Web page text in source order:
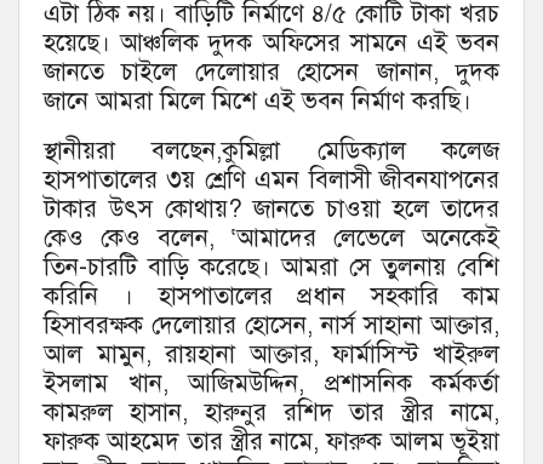
এটা ঠিক নয়। বাড়িটি নির্মাণে ৪/৫ কোটি টাকা খরচ
হয়েছে। আঞ্চলিক দুদক অফিসের সামনে এই ভবন
জানতে চাইলে দেলোয়ার হোসেন জানান, দুদক
জানে আমরা মিলে মিশে এই ভবন নির্মাণ করছি।
স্থানীয়রা বলছেন,কুমিল্লা মেডিক্যাল কলেজ
হাসপাতালের ৩য় শ্রেণি এমন বিলাসী জীবনযাপনের
টাকার উৎস কোথায়? জানতে চাওয়া হলে তাদের
কেও কেও বলেন, ‘আমাদের লেভেলে অনেকেই
তিন-চারটি বাড়ি করেছে। আমরা সে তুলনায় বেশি
করিনি । হাসপাতালের প্রধান সহকারি কাম
হিসাবরক্ষক দেলোয়ার হোসেন, নার্স সাহানা আক্তার,
আল মামুন, রায়হানা আক্তার, ফার্মাসিস্ট খাইরুল
ইসলাম খান, আজিমউদ্দিন, প্রশাসনিক কর্মকর্তা
কামরুল হাসান, হারুনুর রশিদ তার স্ত্রীর নামে,
ফারুক আহমেদ তার স্ত্রীর নামে, ফারুক আলম ভূইয়া